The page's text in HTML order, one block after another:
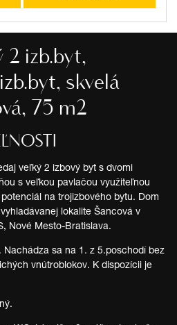
2 izb.byt,
skvelá
75 m2
veľký 2 izbový byt s dvomi
s veľkou pavlačou využiteľnou
na trojizbového bytu. Dom
lokalite Šancová v
Nové Mesto-Bratislava.
Nachádza sa na 1. z 5.poschodí bez
vnútroblokov. K dispozícii je